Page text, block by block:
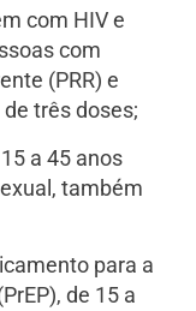
com HIV e
com
(PRR) e
três doses;
a 45 anos
também
para a
de 15 a